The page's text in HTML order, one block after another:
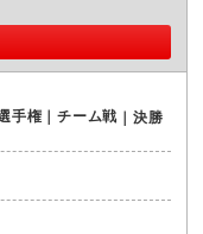
手権｜チーム戦
決勝